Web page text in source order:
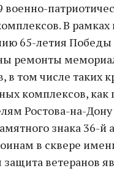
военно-
В рамках
65-летия Победы
ремонты
в том числе таких
комплексов, как
Ростова-на-
знака 36-й
в сквере
защита ветеранов